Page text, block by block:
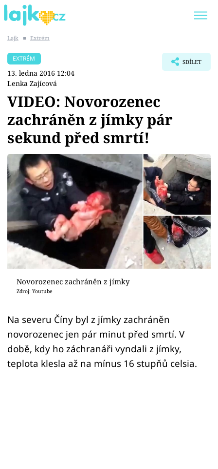
SHOPAHOLICADEL
Témata
Showbyznys
Youtubeři
Virály
Sex a vztahy
Videa
Sledujte prima+
Přihlášení
Sledujte nás
Lajk ■ Extrém
EXTRÉM
13. ledna 2016 12:04
Lenka Zajícová
SDÍLET
VIDEO: Novorozenec
zachráněn z jímky pár
sekund před smrtí!
Novorozenec zachráněn z jímky
Zdroj: Youtube
Na severu Číny byl z jímky zachráněn
novorozenec jen pár minut před smrtí. V
době, kdy ho záchranáři vyndali z jímky,
teplota klesla až na mínus 16 stupňů celsia.